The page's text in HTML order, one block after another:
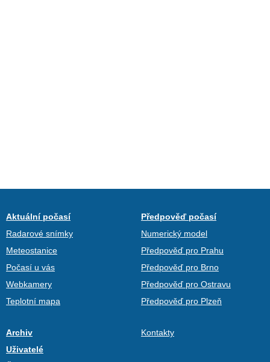
Aktuální počasí
Radarové snímky
Meteostanice
Počasí u vás
Webkamery
Teplotní mapa
Předpověď počasí
Numerický model
Předpověď pro Prahu
Předpověď pro Brno
Předpověď pro Ostravu
Předpověď pro Plzeň
Archiv
Uživatelé
Kontakty